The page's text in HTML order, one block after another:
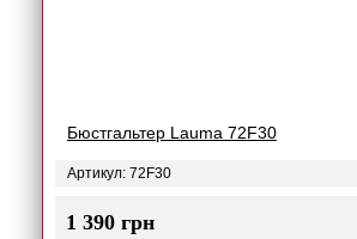
Бюстгальтер Lauma 72F30
Артикул: 72F30
1 390 грн